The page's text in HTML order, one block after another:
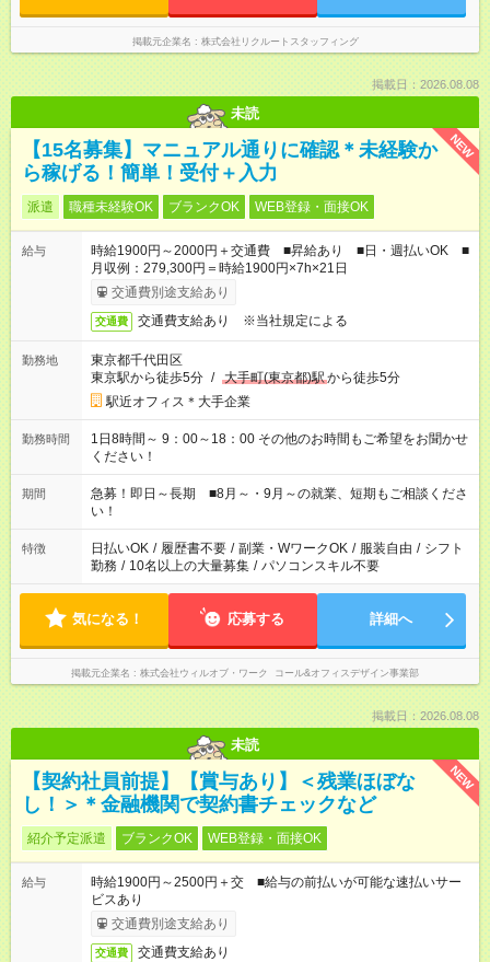
掲載元企業名 株式会社リクルートスタッフィング
掲載日：2026.08.08
未読
NEW
【15名募集】マニュアル通りに確認＊未経験か
ら稼げる！簡単！受付＋入力
派遣 職種未経験OK ブランクOK WEB登録・面接OK
給与
時給1900円～2000円＋交通費 ■昇給あり ■日・週払いOK ■
月収例：279,300円＝時給1900円×7h×21日
交通費別途支給あり
交通費 交通費支給あり ※当社規定による
勤務地
東京都千代田区
東京駅から徒歩5分 / 大手町(東京都)駅から徒歩5分
駅近オフィス＊大手企業
勤務時間
1日8時間～ 9：00～18：00 その他のお時間もご希望をお聞かせ
ください！
期間
急募！即日～長期 ■8月～・9月～の就業、短期もご相談くださ
い！
特徴 日払いOK / 履歴書不要 / 副業・WワークOK / 服装自由 / シフト
勤務 / 10名以上の大量募集 / パソコンスキル不要
気になる！ 応募する 詳細へ
掲載元企業名 株式会社ウィルオブ・ワーク コール&オフィスデザイン事業部
掲載日：2026.08.08
未読
NEW
【契約社員前提】【賞与あり】＜残業ほぼな
し！＞＊金融機関で契約書チェックなど
紹介予定派遣 ブランクOK WEB登録・面接OK
給与
時給1900円～2500円＋交 ■給与の前払いが可能な速払いサー
ビスあり
交通費別途支給あり
交通費 交通費支給あり